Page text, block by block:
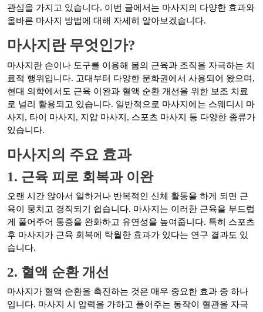
관심을 가지고 있습니다. 이번 글에서는 마사지의 다양한 효과와
올바른 마사지 방법에 대해 자세히 알아보겠습니다.
마사지란 무엇인가?
마사지란 손이나 도구를 이용해 몸의 근육과 조직을 자극하는 치
료적 행위입니다. 고대부터 다양한 문화권에서 사용되어 왔으며,
현대 의학에서도 근육 이완과 혈액 순환 개선을 위한 보조 치료
로 널리 활용되고 있습니다. 일반적으로 마사지에는 스웨디시 마
사지, 타이 마사지, 지압 마사지, 스포츠 마사지 등 다양한 종류가
있습니다.
마사지의 주요 효과
1. 근육 피로 회복과 이완
오랜 시간 앉아서 일하거나 반복적인 신체 활동을 하게 되면 근
육이 뭉치고 경직되기 쉽습니다. 마사지는 이러한 근육을 부드럽
게 풀어주어 통증을 완화하고 유연성을 높여줍니다. 특히 스포츠
후 마사지가 근육 회복에 탁월한 효과가 있다는 연구 결과도 있
습니다.
2. 혈액 순환 개선
마사지가 혈액 순환을 촉진하는 것은 매우 중요한 효과 중 하나
입니다. 마사지 시 압력을 가하고 풀어주는 동작이 혈관을 자극